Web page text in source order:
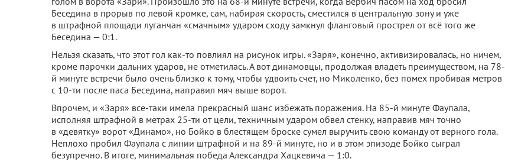
Беседина в прорыв по левой кромке, сам, набирая скорость, сместился в центральную зону и уже
в штрафной площади луганчан «смачным» ударом сходу замкнул фланговый прострел от всё того же
Беседина — 0:1.
Нельзя сказать, что этот гол как-то повлиял на рисунок игры. «Заря», конечно, активизировалась, но ничем,
кроме парочки дальних ударов, не отметилась. А вот динамовцы, продолжая владеть преимуществом, на 78-
й минуте встречи было очень близко к тому, чтобы удвоить счет, но Миколенко, без помех пробивая метров
с 10-ти после паса Беседина, направил мяч выше ворот.
Впрочем, и «Заря» все-таки имела прекрасный шанс избежать поражения. На 85-й минуте Фаупала,
исполняя штрафной в метрах 25-ти от цели, техничным ударом обвел стенку, направив мяч точно
в «девятку» ворот «Динамо», но Бойко в блестящем броске сумел выручить свою команду от верного гола.
Неплохо пробил Фаупала с линии штрафной и на 89-й минуте, но и в этом эпизоде Бойко сыграл
безупречно. В итоге, минимальная победа Александра Хацкевича — 1:0.